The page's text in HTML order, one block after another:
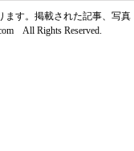
ます。掲載された記事、写真
All Rights Reserved.